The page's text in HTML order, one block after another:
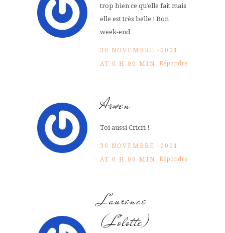
trop bien ce qu’elle fait mais
elle est très belle ! Bon
week-end
30 NOVEMBRE -0001
AT 0 H 00 MIN Répondre
Arwen
Toi aussi Cricri !
30 NOVEMBRE -0001
AT 0 H 00 MIN Répondre
Laurence
(Lolotte)